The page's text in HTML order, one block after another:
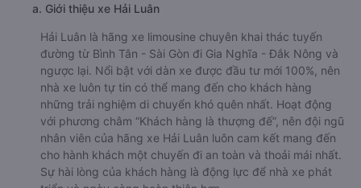
a. Giới thiệu xe Hải Luân
Hải Luân là hãng xe limousine chuyên khai thác tuyến
đường từ Bình Tân - Sài Gòn đi Gia Nghĩa - Đắk Nông và
ngược lại. Nổi bật với dàn xe được đầu tư mới 100%, nên
nhà xe luôn tự tin có thể mang đến cho khách hàng
những trải nghiệm di chuyển khó quên nhất. Hoạt động
với phương châm “Khách hàng là thượng đế”, nên đội ngũ
nhân viên của hãng xe Hải Luân luôn cam kết mang đến
cho hành khách một chuyến đi an toàn và thoải mái nhất.
Sự hài lòng của khách hàng là động lực để nhà xe phát